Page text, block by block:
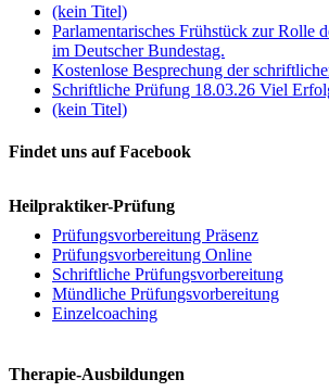
(kein Titel)
Parlamentarisches Frühstück zur Rolle
im Deutscher Bundestag.
Kostenlose Besprechung der
Schriftliche Prüfung 18.03.26 Viel
(kein Titel)
Findet uns auf Facebook
Heilpraktiker-Prüfung
Prüfungsvorbereitung Präsenz
Prüfungsvorbereitung Online
Schriftliche Prüfungsvorbereitung
Mündliche Prüfungsvorbereitung
Einzelcoaching
Therapie-Ausbildungen